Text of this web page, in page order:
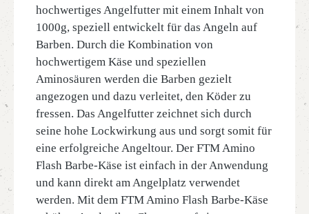
hochwertiges Angelfutter mit einem Inhalt von
1000g, speziell entwickelt für das Angeln auf
Barben. Durch die Kombination von
hochwertigem Käse und speziellen
Aminosäuren werden die Barben gezielt
angezogen und dazu verleitet, den Köder zu
fressen. Das Angelfutter zeichnet sich durch
seine hohe Lockwirkung aus und sorgt somit für
eine erfolgreiche Angeltour. Der FTM Amino
Flash Barbe-Käse ist einfach in der Anwendung
und kann direkt am Angelplatz verwendet
werden. Mit dem FTM Amino Flash Barbe-Käse